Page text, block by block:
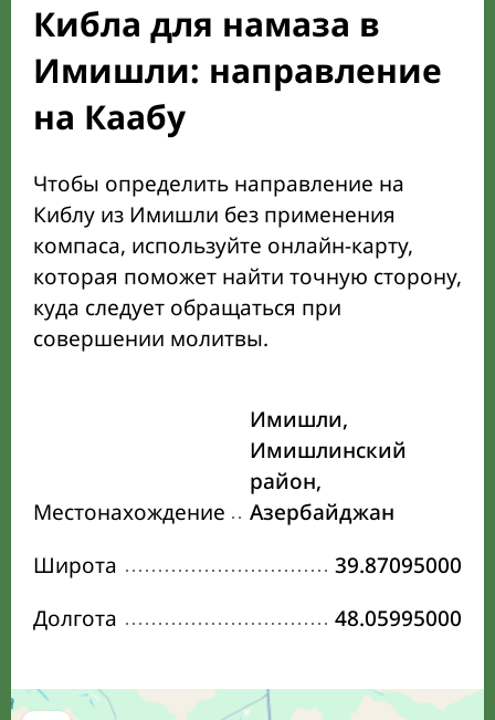
Кибла для намаза в
Имишли: направление
на Каабу
Чтобы определить направление на
Киблу из Имишли без применения
компаса, используйте онлайн-карту,
которая поможет найти точную сторону,
куда следует обращаться при
совершении молитвы.
Местонахождение
Имишли,
Имишлинский
район,
Азербайджан
Широта
39.87095000
Долгота
48.05995000